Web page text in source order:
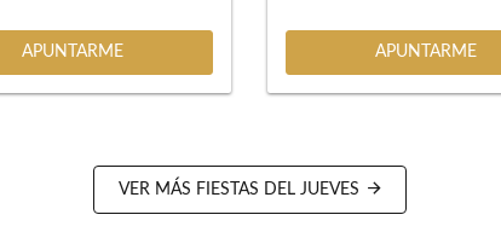
APUNTARME APUNTARME
VER MÁS FIESTAS DEL JUEVES